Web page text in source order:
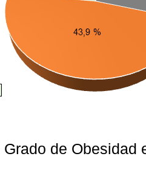
Grado de Obesidad